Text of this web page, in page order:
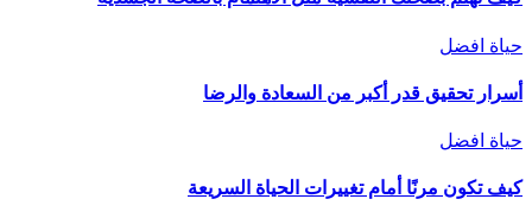
حياة افضل
أسرار تحقيق قدر أكبر من السعادة والرضا
حياة افضل
كيف تكون مرنًا أمام تغييرات الحياة السريعة